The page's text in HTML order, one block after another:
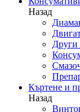
Назад
Други
Къртене и
Назад